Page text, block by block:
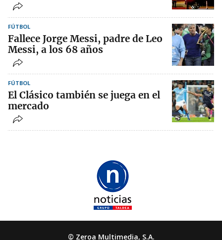
FÚTBOL
Fallece Jorge Messi, padre de Leo
Messi, a los 68 años
FÚTBOL
El Clásico también se juega en el
mercado
© Zeroa Multimedia, S.A.